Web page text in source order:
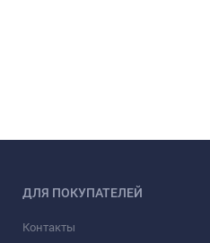
ДЛЯ ПОКУПАТЕЛЕЙ
Контакты